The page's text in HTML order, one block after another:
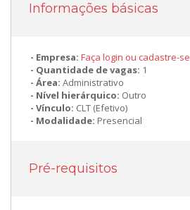
Informações básicas
Empresa: Faça login ou cadastre-se
Quantidade de vagas: 1
Área: Administrativo
Nível hierárquico: Outro
Vínculo: CLT (Efetivo)
Modalidade: Presencial
Pré-requisitos